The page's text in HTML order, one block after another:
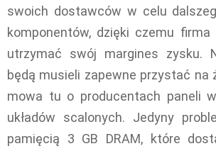
swoich dostawców w celu
komponentów, dzięki czemu
utrzymać swój margines zysku.
będą musieli zapewne przystać na
mowa tu o producentach paneli
układów scalonych. Jedyny
pamięcią 3 GB DRAM, które